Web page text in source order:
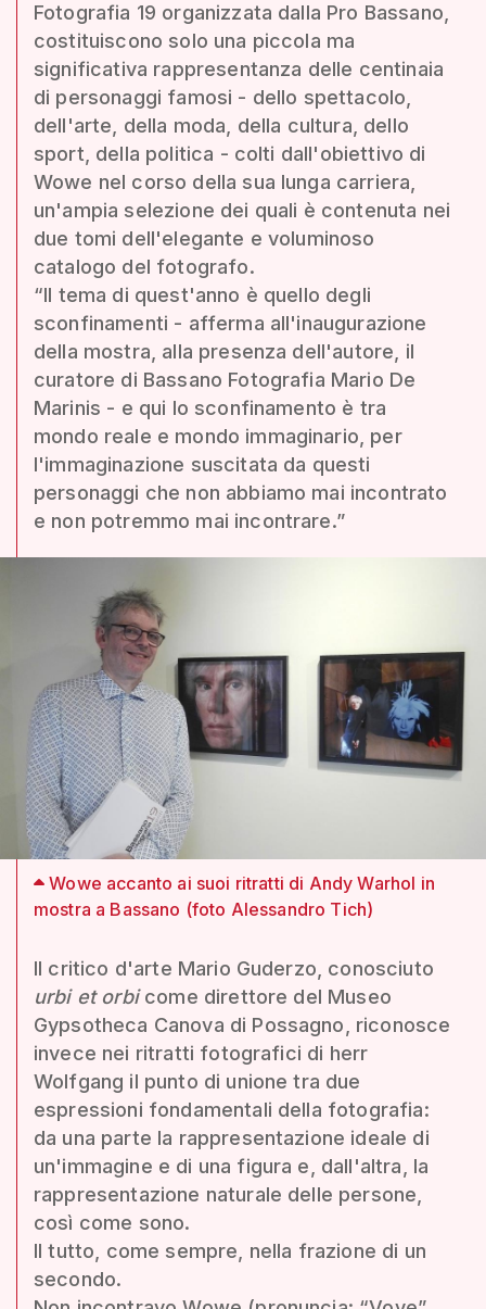
Fotografia 19 organizzata dalla Pro Bassano,
costituiscono solo una piccola ma
significativa rappresentanza delle centinaia
di personaggi famosi - dello spettacolo,
dell'arte, della moda, della cultura, dello
sport, della politica - colti dall'obiettivo di
Wowe nel corso della sua lunga carriera,
un'ampia selezione dei quali è contenuta nei
due tomi dell'elegante e voluminoso
catalogo del fotografo.
“Il tema di quest'anno è quello degli
sconfinamenti - afferma all'inaugurazione
della mostra, alla presenza dell'autore, il
curatore di Bassano Fotografia Mario De
Marinis - e qui lo sconfinamento è tra
mondo reale e mondo immaginario, per
l'immaginazione suscitata da questi
personaggi che non abbiamo mai incontrato
e non potremmo mai incontrare.”
Wowe accanto ai suoi ritratti di Andy Warhol in
mostra a Bassano (foto Alessandro Tich)
Il critico d'arte Mario Guderzo, conosciuto
urbi et orbicome direttore del Museo
Gypsotheca Canova di Possagno, riconosce
invece nei ritratti fotografici di herr
Wolfgang il punto di unione tra due
espressioni fondamentali della fotografia:
da una parte la rappresentazione ideale di
un'immagine e di una figura e, dall'altra, la
rappresentazione naturale delle persone,
così come sono.
Il tutto, come sempre, nella frazione di un
secondo.